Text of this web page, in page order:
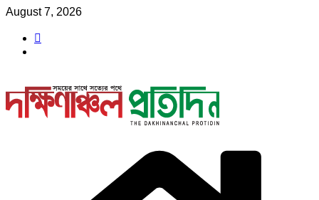
Skip
content
August 7, 2026